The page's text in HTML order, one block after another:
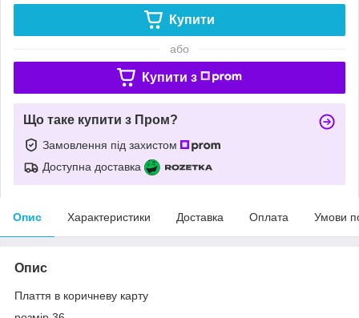
Купити
або
Купити з
Що таке купити з Пром?
Замовлення під захистом
Доступна доставка
Опис Характеристики Доставка Оплата Умови
Опис
Плаття в коричневу карту